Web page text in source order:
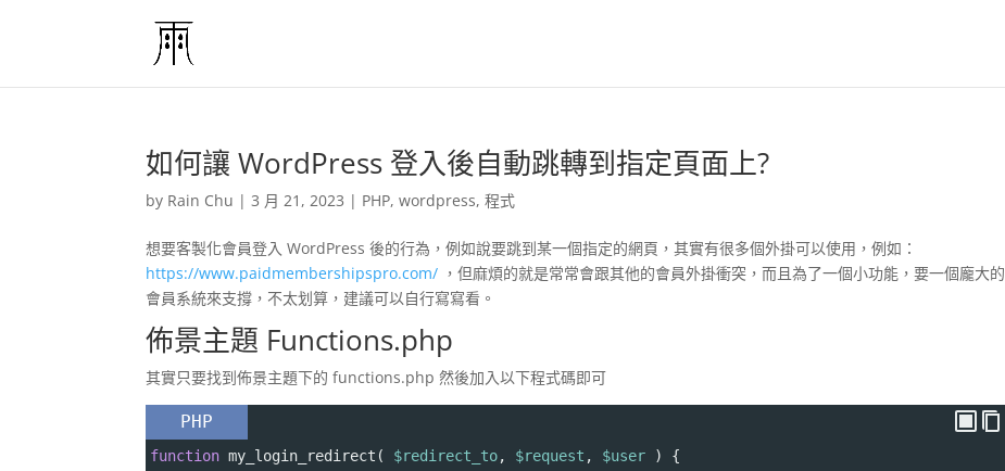
如何讓 WordPress 登入後自動跳轉到指定頁面上?
by Rain Chu |3 月 21, 2023 | PHP,wordpress,程式
想要客製化會員登入 WordPress 後的行為，例如說要跳到某一個指定的網頁，其實有很多個外掛可以使用，例如：
https://www.paidmembershipspro.com/ ，但麻煩的就是常常會跟其他的會員外掛衝突，而且為了一個小功能，要一個龐大的
會員系統來支撐，不太划算，建議可以自行寫寫看。
佈景主題 Functions.php
其實只要找到佈景主題下的 functions.php 然後加入以下程式碼即可
PHP
function my_login_redirect ( $redirect_to, $request , $user ) {